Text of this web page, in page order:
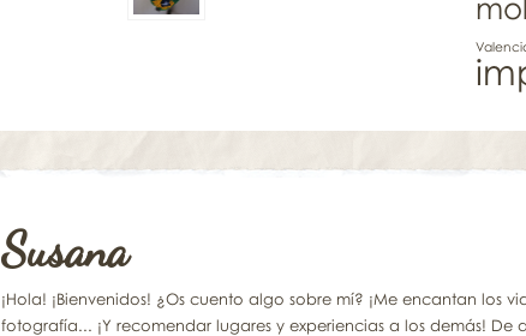
Susana
¡Hola! ¡Bienvenidos! ¿Os cuento algo sobre mí? ¡Me encantan los
fotografía... ¡Y recomendar lugares y experiencias a los demás! De